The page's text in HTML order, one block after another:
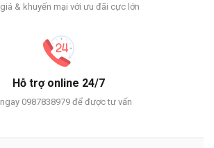
& khuyến mại với ưu đãi cực lớn
Hỗ trợ online 24/7
0987838979 để được tư vấn